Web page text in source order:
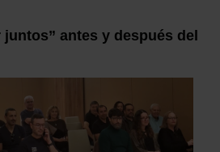
juntos” antes y después del